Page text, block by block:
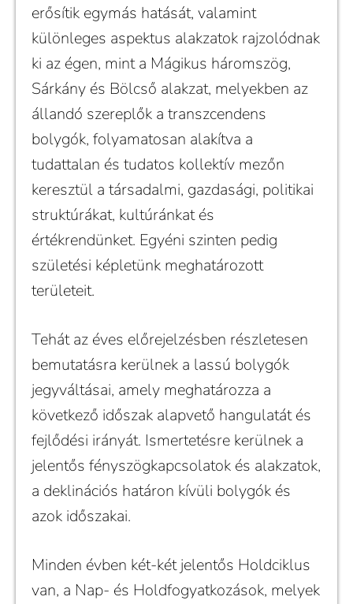
erősítik egymás hatását, valamint
különleges aspektus alakzatok rajzolódnak
ki az égen, mint a Mágikus háromszög,
Sárkány és Bölcső alakzat, melyekben az
állandó szereplők a transzcendens
bolygók, folyamatosan alakítva a
tudattalan és tudatos kollektív mezőn
keresztül a társadalmi, gazdasági, politikai
struktúrákat, kultúránkat és
értékrendünket. Egyéni szinten pedig
születési képletünk meghatározott
területeit.
Tehát az éves előrejelzésben részletesen
bemutatásra kerülnek a lassú bolygók
jegyváltásai, amely meghatározza a
következő időszak alapvető hangulatát és
fejlődési irányát. Ismertetésre kerülnek a
jelentős fényszögkapcsolatok és alakzatok,
a deklinációs határon kívüli bolygók és
azok időszakai.
Minden évben két-két jelentős Holdciklus
van, a Nap- és Holdfogyatkozások, melyek